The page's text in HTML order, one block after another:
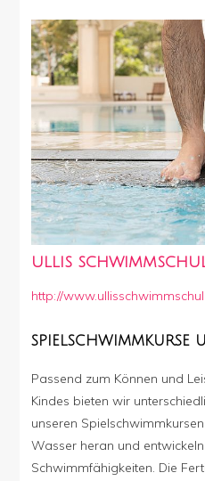
ULLIS
http://
SPIELSCHWIMMKURSE
Passend zum Können und
Kindes bieten wir
unseren
Wasser heran und
Schwimmfähigkeiten. Die